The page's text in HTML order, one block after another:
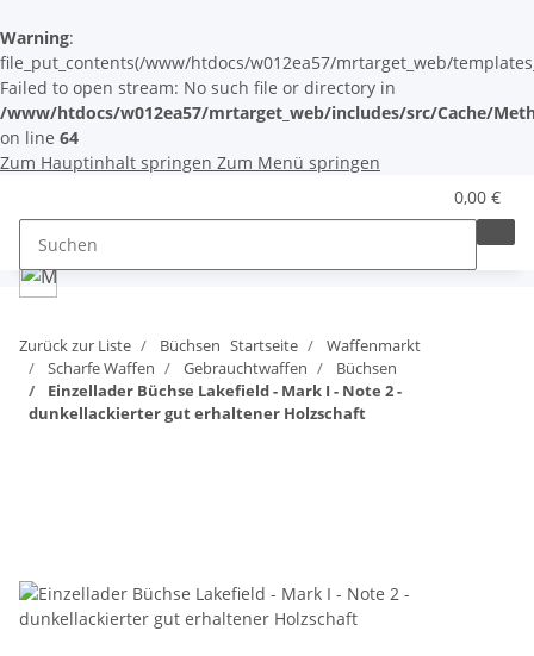
Warning:
file_put_contents(/www/htdocs/w012ea57/mrtarget_web/
Failed to open stream: No such file or directory in
/www/htdocs/w012ea57/mrtarget_web/includes/src/Cache/
on line 64
Zum Hauptinhalt springen Zum Menü springen
0,00 €
Zurück zur Liste Büchsen Startseite
Waffenmarkt
Scharfe Waffen
Gebrauchtwaffen
Büchsen
Einzellader Büchse Lakefield - Mark I - Note 2 -
dunkellackierter gut erhaltener Holzschaft